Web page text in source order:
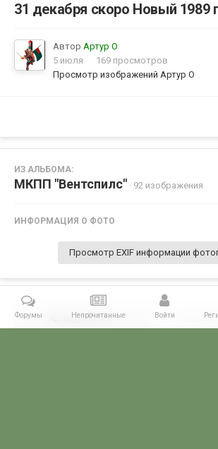
31 декабря скоро Новый 1989
Автор Артур О
5 июля
169 просмотров
Просмотр изображений Артур О
ИЗ АЛЬБОМА:
МКПП "Вентспилс" · 92 изображения
ИНФОРМАЦИЯ О ФОТО
Просмотр EXIF информации
Поделиться
Форумы Непрочитанные Войти